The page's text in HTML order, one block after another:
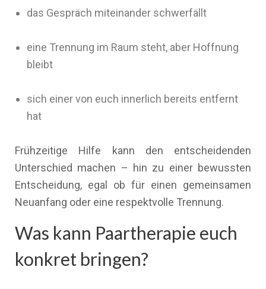
das Gespräch miteinander schwerfällt
eine Trennung im Raum steht, aber Hoffnung
bleibt
sich einer von euch innerlich bereits entfernt
hat
Frühzeitige Hilfe kann den entscheidenden
Unterschied machen – hin zu einer bewussten
Entscheidung, egal ob für einen gemeinsamen
Neuanfang oder eine respektvolle Trennung.
Was kann Paartherapie euch
konkret bringen?